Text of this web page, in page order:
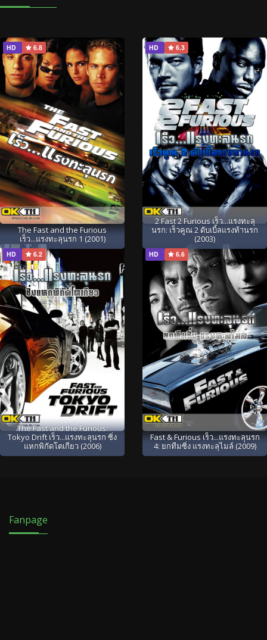
HD 6.8
The Fast and the Furious
เร็ว...แรงทะลุนรก 1 (2001)
HD 6.3
2 Fast 2 Furious เร็ว...แรงทะลุ
นรก: เร็วคูณ 2 ดับเบิ้ลแรงท้านรก
(2003)
HD 6.2
The Fast and the Furious:
Tokyo Drift เร็ว...แรงทะลุนรก ซิ่ง
แหกพิกัดโตเกียว (2006)
HD 6.6
Fast & Furious เร็ว...แรงทะลุนรก
4: ยกทีมซิ่ง แรงทะลุไมล์ (2009)
Fanpage